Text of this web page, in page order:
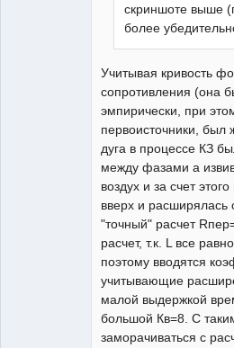
скриншоте выше
более
Учитывая кривость
сопротивления (она
эмпирически, при
первоисточники, был
дуга в процессе КЗ
между фазами а
воздух и за счет
вверх и расширялась
"точный" расчет
расчет, т.к. L все
поэтому вводятся
учитывающие
малой выдержкой
большой Кв=8. С
заморачиваться с